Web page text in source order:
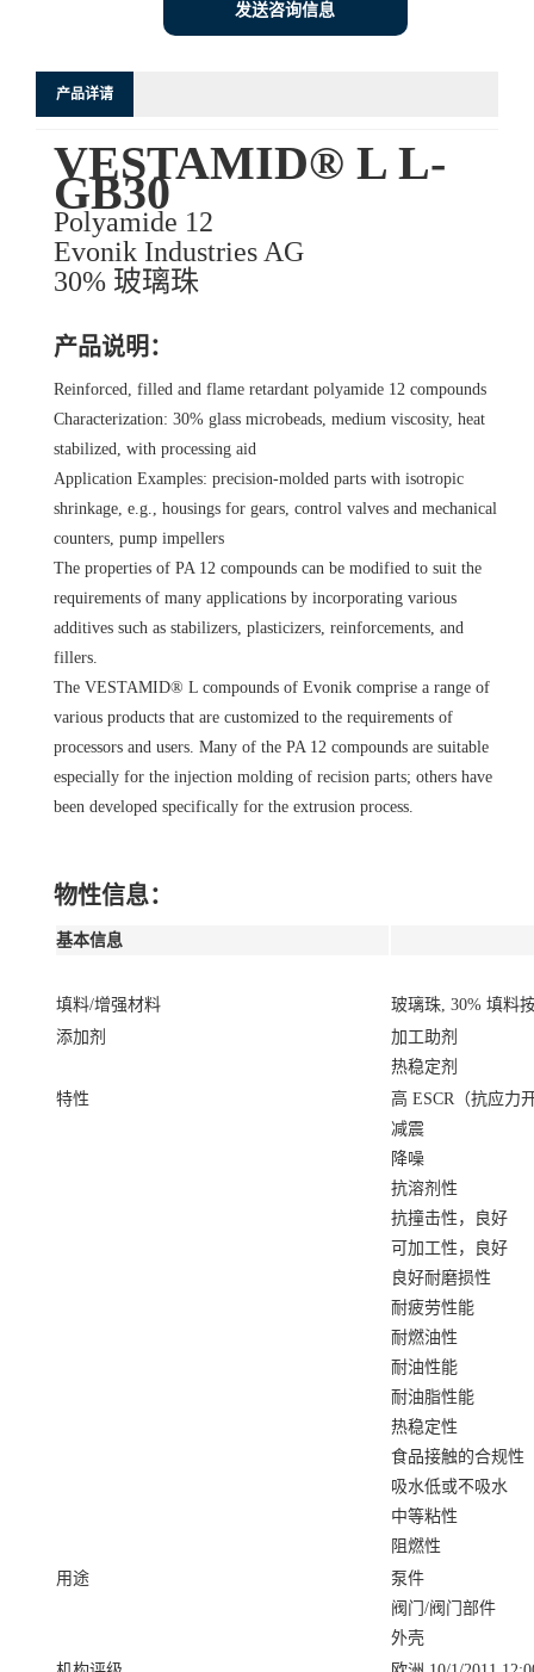
发送咨询信息
产品详请
VESTAMID® L L-
GB30
Polyamide 12
Evonik Industries AG
30% 玻璃珠
产品说明：
Reinforced, filled and flame retardant polyamide 12 compounds
Characterization: 30% glass microbeads, medium viscosity, heat
stabilized, with processing aid
Application Examples: precision-molded parts with isotropic
shrinkage, e.g., housings for gears, control valves and mechanical
counters, pump impellers
The properties of PA 12 compounds can be modified to suit the
requirements of many applications by incorporating various
additives such as stabilizers, plasticizers, reinforcements, and
fillers.
The VESTAMID® L compounds of Evonik comprise a range of
various products that are customized to the requirements of
processors and users. Many of the PA 12 compounds are suitable
especially for the injection molding of recision parts; others have
been developed specifically for the extrusion process.
物性信息：
基本信息
填料/增强材料
玻璃珠, 30% 填料
添加剂
加工助剂
热稳定剂
特性
高 ESCR（抗应力
减震
降噪
抗溶剂性
抗撞击性，良好
可加工性，良好
良好耐磨损性
耐疲劳性能
耐燃油性
耐油性能
耐油脂性能
热稳定性
食品接触的合规性
吸水低或不吸水
中等粘性
阻燃性
用途
泵件
阀门/阀门部件
外壳